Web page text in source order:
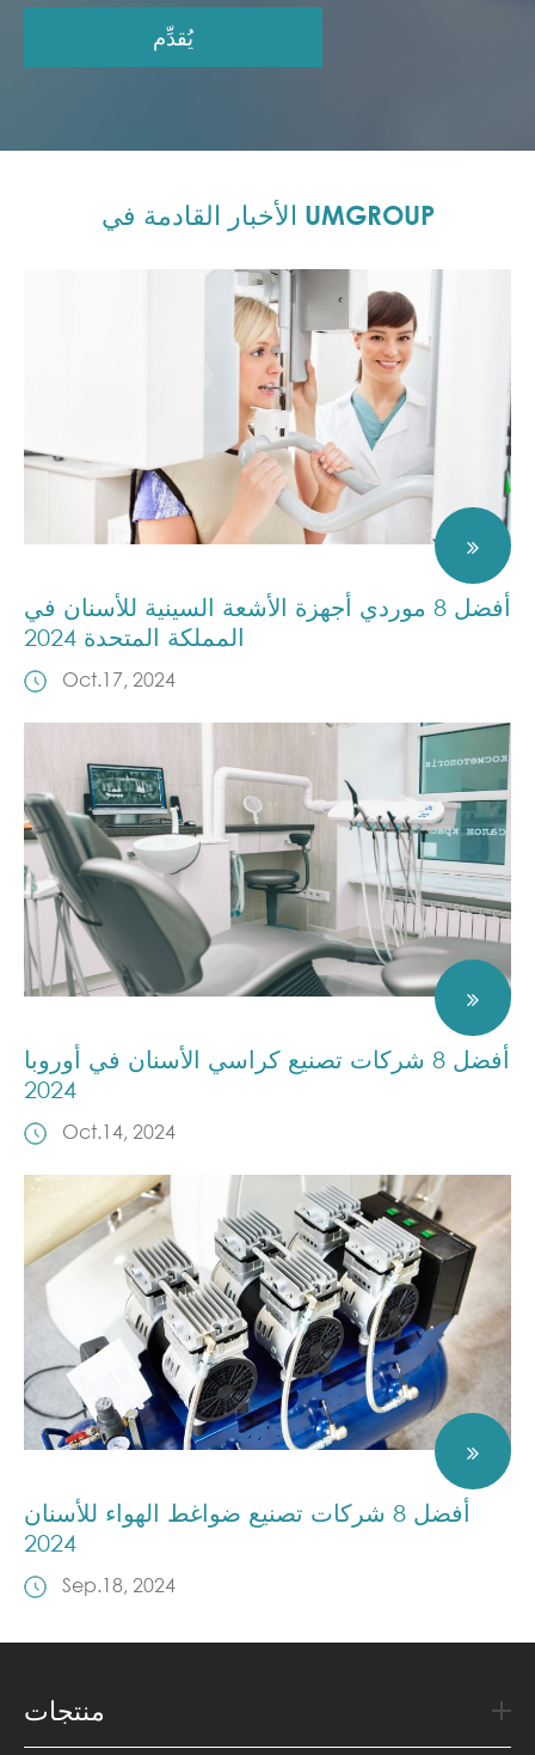
يُقدِّم
الأخبار القادمة في UMGROUP
أفضل 8 موردي أجهزة الأشعة السينية للأسنان في
المملكة المتحدة 2024
Oct.17, 2024
أفضل 8 شركات تصنيع كراسي الأسنان في أوروبا
2024
Oct.14, 2024
أفضل 8 شركات تصنيع ضواغط الهواء للأسنان
2024
Sep.18, 2024
منتجات